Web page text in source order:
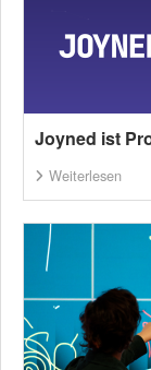
Joyned ist
Weiterlesen